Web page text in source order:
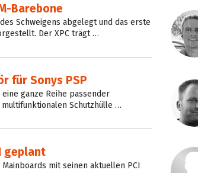
Barebone
Schweigens abgelegt und das erste
Der XPC trägt …
für Sonys PSP
ganze Reihe passender
Schutzhülle …
geplant
mit seinen aktuellen PCI